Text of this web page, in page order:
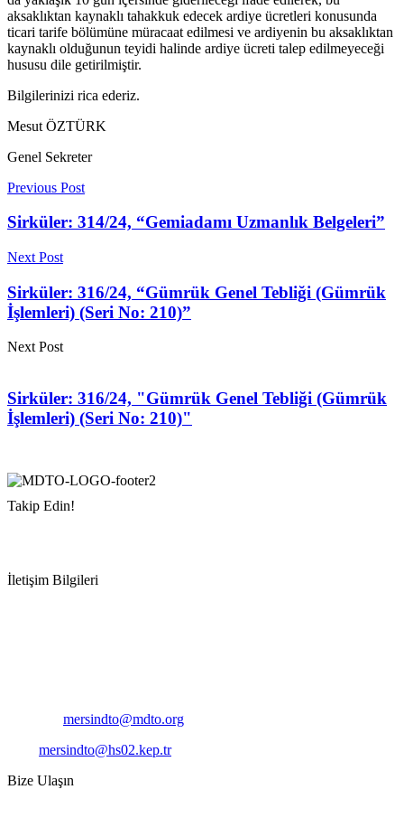
aksaklıktan kaynaklı tahakkuk edecek ardiye ücretleri konusunda
ticari tarife bölümüne müracaat edilmesi ve ardiyenin bu aksaklıktan
kaynaklı olduğunun teyidi halinde ardiye ücreti talep edilmeyeceği
hususu dile getirilmiştir.
Bilgilerinizi rica ederiz.
Mesut ÖZTÜRK
Genel Sekreter
Previous Post
Sirküler: 314/24, “Gemiadamı Uzmanlık Belgeleri”
Next Post
Sirküler: 316/24, “Gümrük Genel Tebliği (Gümrük
İşlemleri) (Seri No: 210)”
Next Post
Sirküler: 316/24, "Gümrük Genel Tebliği (Gümrük
İşlemleri) (Seri No: 210)"
Takip Edin!
İletişim Bilgileri
mersindto@mdto.org
mersindto@hs02.kep.tr
Bize Ulaşın